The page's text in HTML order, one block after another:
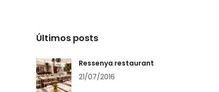
Últimos posts
Ressenya restaurant
21/07/2016